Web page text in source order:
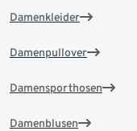
Damenkleider
Damenpullover
Damensporthosen
Damenblusen